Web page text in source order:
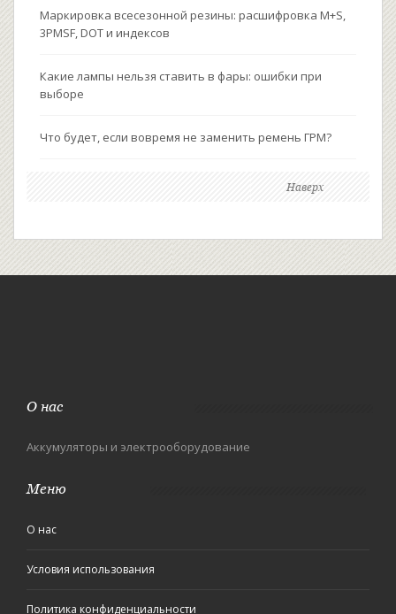
Маркировка всесезонной резины: расшифровка M+S,
3PMSF, DOT и индексов
Какие лампы нельзя ставить в фары: ошибки при
выборе
Что будет, если вовремя не заменить ремень ГРМ?
Наверх
О нас
Аккумуляторы и электрооборудование
Меню
О нас
Условия использования
Политика конфиденциальности